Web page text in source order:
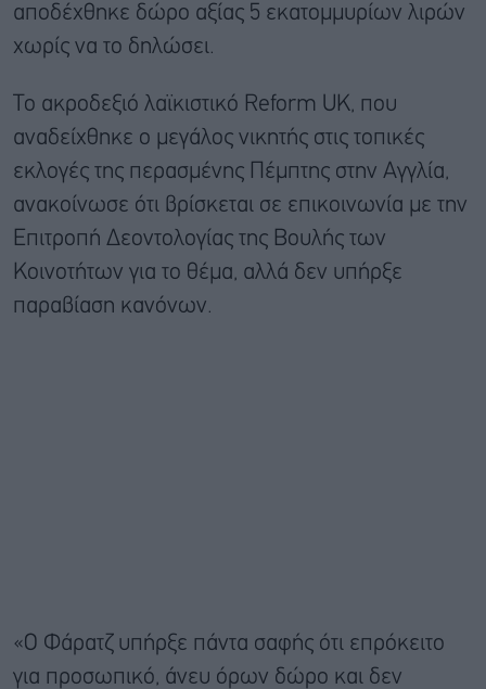
αποδέχθηκε δώρο αξίας 5 εκατομμυρίων λιρών
χωρίς να το δηλώσει.
Το ακροδεξιό λαϊκιστικό Reform UK, που
αναδείχθηκε ο μεγάλος νικητής στις τοπικές
εκλογές της περασμένης Πέμπτης στην Αγγλία,
ανακοίνωσε ότι βρίσκεται σε επικοινωνία με την
Επιτροπή Δεοντολογίας της Βουλής των
Κοινοτήτων για το θέμα, αλλά δεν υπήρξε
παραβίαση κανόνων.
«Ο Φάρατζ υπήρξε πάντα σαφής ότι επρόκειτο
για προσωπικό, άνευ όρων δώρο και δεν